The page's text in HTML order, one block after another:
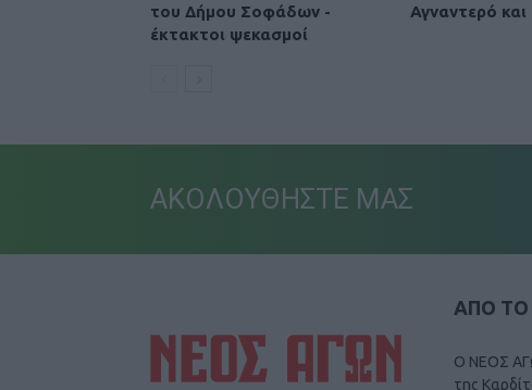
του Δήμου Σοφάδων -
έκτακτοι ψεκασμοί
Αγναντερό και
ΑΚΟΛΟΥΘΗΣΤΕ ΜΑΣ
ΑΠΟ ΤΟ
Ο ΝΕΟΣ
της